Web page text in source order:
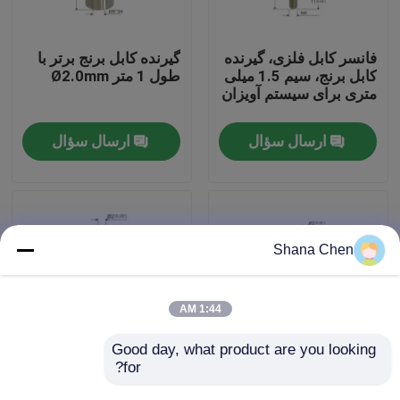
درباره ما
تور کارخانه
کنترل کیفیت
با ما تماس بگیرید
درخواست نقل قول
فانسر کابل فلزی، گیرنده
کابل برنج، سیم 1.5 میلی
متری برای سیستم آویزان
ارسال سؤال
گیرنده کابل برنج برتر با
طول 1 متر Ø2.0mm
ارسال سؤال
گیرنده سیم ایمنی
Shana Chen
1:44 AM
Good day, what product are you looking
for?